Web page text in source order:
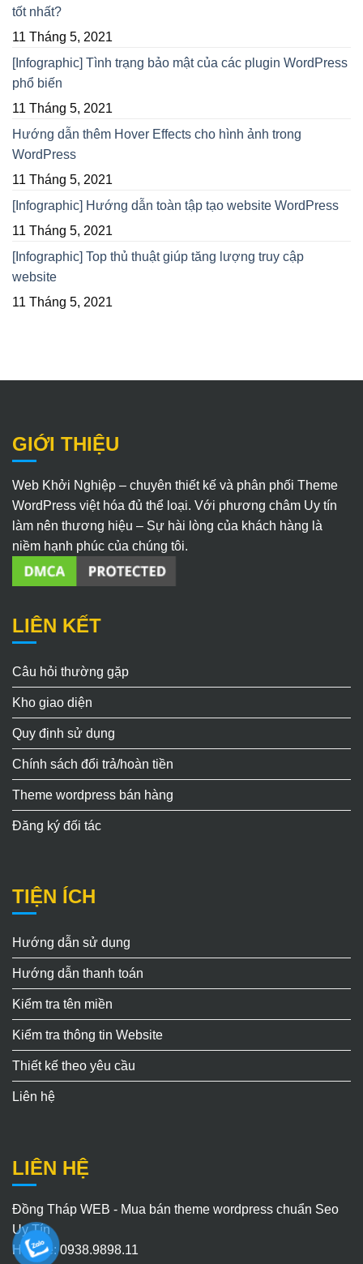
tốt nhất?
11 Tháng 5, 2021
[Infographic] Tình trạng bảo mật của các plugin WordPress
phổ biến
11 Tháng 5, 2021
Hướng dẫn thêm Hover Effects cho hình ảnh trong
WordPress
11 Tháng 5, 2021
[Infographic] Hướng dẫn toàn tập tạo website WordPress
11 Tháng 5, 2021
[Infographic] Top thủ thuật giúp tăng lượng truy cập
website
11 Tháng 5, 2021
GIỚI THIỆU
Web Khởi Nghiệp – chuyên thiết kế và phân phối Theme
WordPress việt hóa đủ thể loại. Với phương châm Uy tín
làm nên thương hiệu – Sự hài lòng của khách hàng là
niềm hạnh phúc của chúng tôi.
LIÊN KẾT
Câu hỏi thường gặp
Kho giao diện
Quy định sử dụng
Chính sách đổi trả/hoàn tiền
Theme wordpress bán hàng
Đăng ký đối tác
TIỆN ÍCH
Hướng dẫn sử dụng
Hướng dẫn thanh toán
Kiểm tra tên miền
Kiểm tra thông tin Website
Thiết kế theo yêu cầu
Liên hệ
LIÊN HỆ
Đồng Tháp WEB - Mua bán theme wordpress chuẩn Seo
Uy Tín
Hotline: 0938.9898.11